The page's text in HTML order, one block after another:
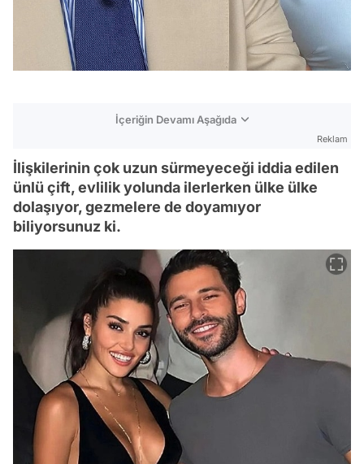
İçeriğin Devamı Aşağıda
Reklam
İlişkilerinin çok uzun sürmeyeceği iddia edilen
ünlü çift, evlilik yolunda ilerlerken ülke ülke
dolaşıyor, gezmelere de doyamıyor
biliyorsunuz ki.